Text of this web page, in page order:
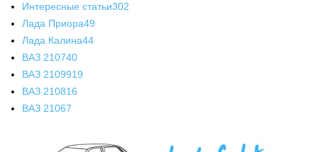
Интересные статьи302
Лада Приора49
Лада Калина44
ВАЗ 210740
ВАЗ 2109919
ВАЗ 210816
ВАЗ 21067